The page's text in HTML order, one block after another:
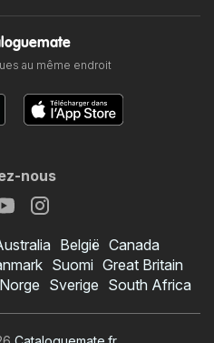
au même endroit
nous
België Canada
Suomi Great Britain
Norge Sverige South Africa